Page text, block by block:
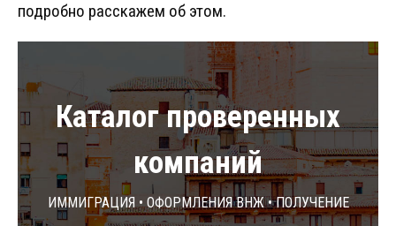
подробно расскажем об этом.
Каталог проверенных
компаний
Иммиграция • Оформления ВНЖ • Получение